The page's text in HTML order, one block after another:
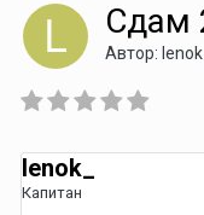
Сдам
Автор: lenok_
lenok_
Капитан